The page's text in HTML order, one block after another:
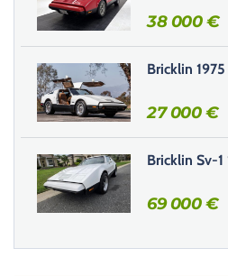
e
h
a
m
p
v
i
d
e
38 000€
Bricklin 1975
27 000€
Bricklin Sv-1
69 000€